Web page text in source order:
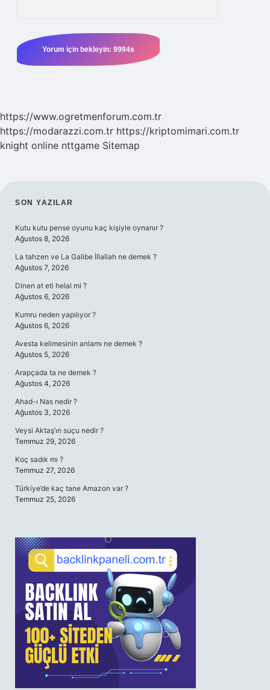
https://www.ogretmenforum.com.tr
https://modarazzi.com.tr https://kriptomimari.com.tr
knight online nttgame Sitemap
SIDEBAR
SON YAZILAR
Kutu kutu pense oyunu kaç kişiyle oynanır ?
Ağustos 8, 2026
La tahzen ve La Galibe İllallah ne demek ?
Ağustos 7, 2026
Dinen at eti helal mi ?
Ağustos 6, 2026
Kumru neden yapılıyor ?
Ağustos 6, 2026
Avesta kelimesinin anlamı ne demek ?
Ağustos 5, 2026
Arapçada ta ne demek ?
Ağustos 4, 2026
Ahad-ı Nas nedir ?
Ağustos 3, 2026
Veysi Aktaş’ın suçu nedir ?
Temmuz 29, 2026
Koç sadık mı ?
Temmuz 27, 2026
Türkiye’de kaç tane Amazon var ?
Temmuz 25, 2026